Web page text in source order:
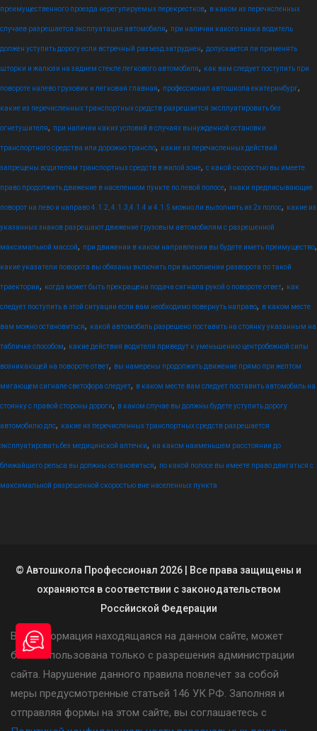
преимущественного проезда нерегулируемых перекрестков, в каком из перечисленных
случаев разрешается эксплуатация автомобиля, при наличии какого знака водитель
должен уступить дорогу если встречный разъезд затруднен, допускается ли применять
шторки и жалюзи на заднем стекле легкового автомобиля, как вам следует поступить при
повороте налево грузовик и легковая главная, профессионал автошкола екатеринбург,
какие из перечисленных транспортных средств разрешается эксплуатировать без
огнетушителя, при наличии каких условий в случаях вынужденной остановки
транспортного средства или дорожно транспо, какие из перечисленных действий
запрещены водителям транспортных средств в жилой зоне, с какой скоростью вы имеете
право продолжить движение в населенном пункте по левой полосе, знаки предписывающие
поворот на лево и направо 4.1.2, 4.1.3,4.1.4 и 4.1.5 можно ли выполнять из 2х полос, какие из
указанных знаков разрешают движение грузовым автомобилям с разрешенной
максимальной массой, при движении в каком направлении вы будете иметь преимущество,
какие указатели поворота вы обязаны включить при выполнении разворота по такой
траектории, когда может быть прекращена подача сигнала рукой о повороте ответ, как
следует поступить в этой ситуации если вам необходимо повернуть направо, в каком месте
вам можно остановиться, какой автомобиль разрешено поставить на стоянку указанным на
табличке способом, какие действия водителя приведут к уменьшению центробежной силы
возникающей на повороте ответ, вы намерены продолжить движение прямо при желтом
мигающем сигнале светофора следует, в каком месте вам следует поставить автомобиль на
стоянку с правой стороны дороги, в каком случае вы должны будете уступить дорогу
автомобилю дпс, какие из перечисленных транспортных средств разрешается
эксплуатировать без медицинской аптечки, на каком наименьшем расстоянии до
ближайшего рельса вы должны остановиться, по какой полосе вы имеете право двигаться с
максимальной разрешенной скоростью вне населенных пункта
© Автошкола Профессионал 2026 | Все права защищены и
охраняются в соответствии с законодательством
Россйиской Федерации
Вся информация находящаяся на данном сайте, может
быть использована только с разрешения администрации
сайта. Нарушение данного правила повлечет за собой
меры предусмотренные статьей 146 УК РФ. Заполняя и
отправляя формы на этом сайте, вы соглашаетесь с